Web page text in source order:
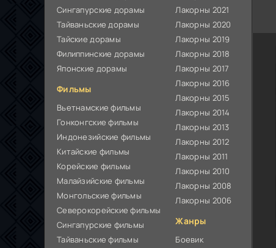
Сингапурские дорамы
Тайваньские дорамы
Тайские дорамы
Филиппинские дорамы
Японские дорамы
Фильмы
Вьетнамские фильмы
Гонконгские фильмы
Индонезийские фильмы
Китайские фильмы
Корейские фильмы
Малайзийские фильмы
Монгольские фильмы
Северокорейские фильмы
Сингапурские фильмы
Тайваньские фильмы
Лакорны 2021
Лакорны 2020
Лакорны 2019
Лакорны 2018
Лакорны 2017
Лакорны 2016
Лакорны 2015
Лакорны 2014
Лакорны 2013
Лакорны 2012
Лакорны 2011
Лакорны 2010
Лакорны 2008
Лакорны 2006
Жанры
Боевик